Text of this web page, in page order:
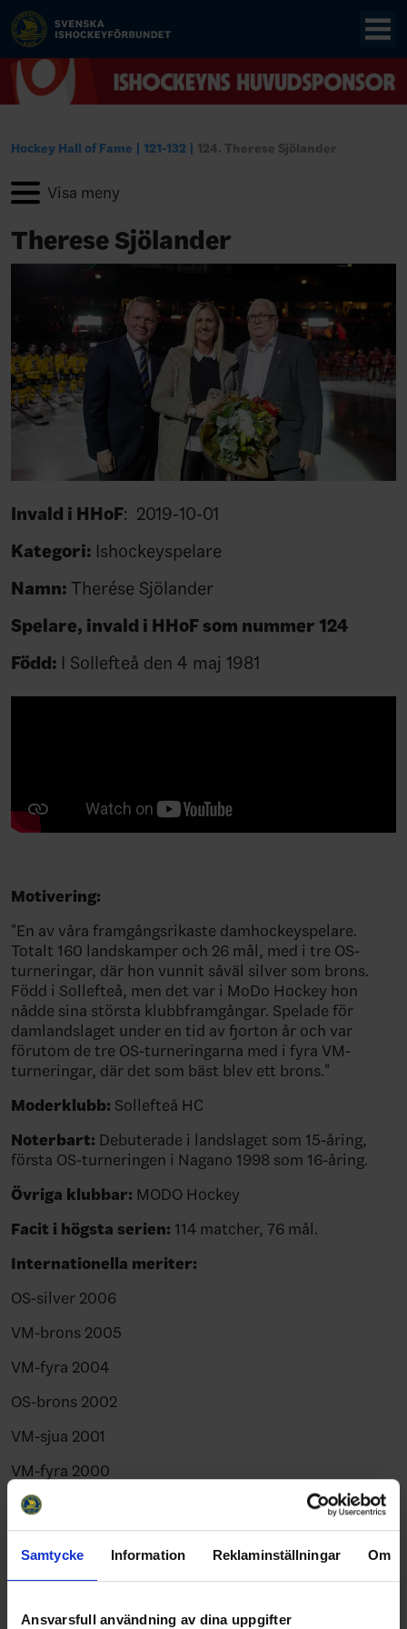
Samtycke Information Reklaminställningar Om
Ansvarsfull användning av dina uppgifter
Hockey Hall of Fame 121-132 124. Therese Sjölander
Therese Sjölander
Invald i HHoF: 2019-10-01
Kategori: Ishockeyspelare
Namn: Therése Sjölander
Spelare, invald i HHoF som nummer 124
Född: I Sollefteå den 4 maj 1981
Motivering:
"En av våra framgångsrikaste damhockeyspelare.
Totalt 160 landskamper och 26 mål, med i tre OS-
turneringar, där hon vunnit såväl silver som brons.
Född i Sollefteå, men det var i MoDo Hockey hon
nådde sina största klubbframgångar. Spelade för
damlandslaget under en tid av fjorton år och var
förutom de tre OS-turneringarna med i fyra VM-
turneringar, där det som bäst blev ett brons."
Moderklubb: Sollefteå HC
Noterbart: Debuterade i landslaget som 15-åring,
första OS-turneringen i Nagano 1998 som 16-åring.
Övriga klubbar: MODO Hockey
Facit i högsta serien: 114 matcher, 76 mål.
Internationella meriter:
OS-silver 2006
VM-brons 2005
VM-fyra 2004
OS-brons 2002
VM-sjua 2001
VM-fyra 2000
OS-femma 1998